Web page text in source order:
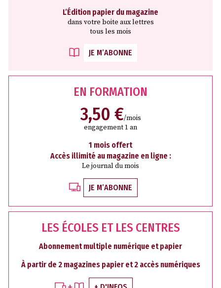
L’Édition papier du magazine
dans votre boite aux lettres
tous les mois
JE M’ABONNE
EN FORMATION
3,50 €/mois
engagement 1 an
1 mois offert
Accès illimité au magazine en ligne :
Le journal du mois
JE M’ABONNE
LES ÉCOLES ET LES CENTRES
Abonnement multiple numérique et papier
À partir de 2 magazines papier et 2 accès numériques